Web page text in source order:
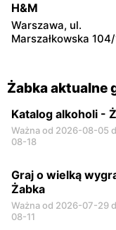
Żabka
Warszawa, ul. Prosta
H&M
Warszawa, ul.
Marszałkowska
Żabka aktualne
Katalog alkoholi -
Ważna od 2026-08-05
08-18
Graj o wielką
Żabka
Ważna od 2026-07-29
08-11